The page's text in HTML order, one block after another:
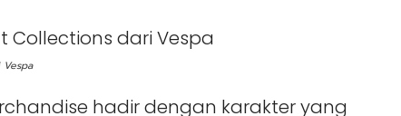
hadir dengan karakter yang